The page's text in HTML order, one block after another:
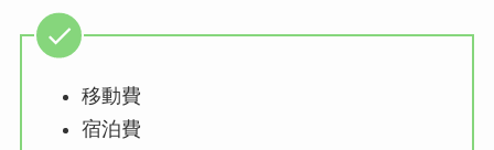
移動費
宿泊費